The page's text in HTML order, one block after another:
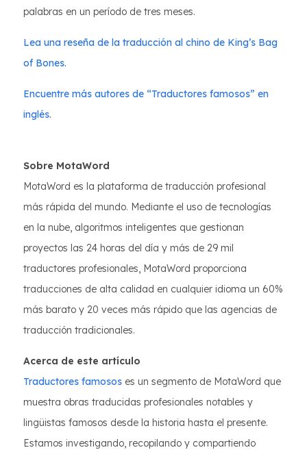
palabras en un período de tres meses.
Lea una reseña de la traducción al chino de King’s Bag
of Bones.
Encuentre más autores de “Traductores famosos” en
inglés.
Sobre MotaWord
MotaWord es la plataforma de traducción profesional
más rápida del mundo. Mediante el uso de tecnologías
en la nube, algoritmos inteligentes que gestionan
proyectos las 24 horas del día y más de 29 mil
traductores profesionales, MotaWord proporciona
traducciones de alta calidad en cualquier idioma un 60%
más barato y 20 veces más rápido que las agencias de
traducción tradicionales.
Acerca de este artículo
Traductores famosos es un segmento de MotaWord que
muestra obras traducidas profesionales notables y
lingüistas famosos desde la historia hasta el presente.
Estamos investigando, recopilando y compartiendo